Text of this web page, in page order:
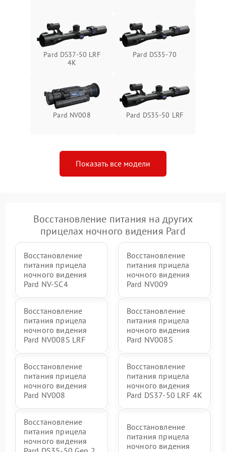
Pard DS37-50 LRF
4K
Pard DS35-70
Pard NV008 Pard DS35-50 LRF
Показать все модели
Восстановление питания на других
прицелах ночного видения Pard
Восстановление
питания прицела
ночного видения
Pard NV-SC4
Восстановление
питания прицела
ночного видения
Pard NV009
Восстановление
питания прицела
ночного видения
Pard NV008S LRF
Восстановление
питания прицела
ночного видения
Pard NV008S
Восстановление
питания прицела
ночного видения
Pard NV008
Восстановление
питания прицела
ночного видения
Pard DS37-50 LRF 4K
Восстановление
питания прицела
ночного видения
Восстановление
питания прицела
ночного видения